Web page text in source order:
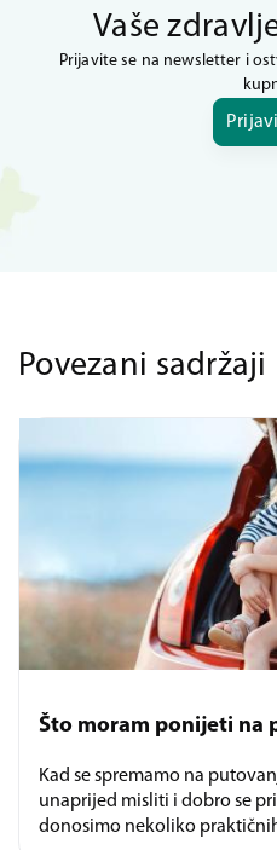
Vaše
Prijavite se na newsletter i
Povezani sadržaji
Što moram ponijeti na
Kad se spremamo na
unaprijed misliti i dobro se
donosimo nekoliko